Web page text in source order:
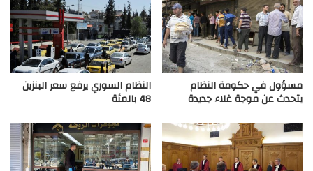
مسؤول في حكومة النظام
يتحدث عن موجة غلاء جديدة
النظام السوري يرفع سعر البنزين
48 بالمئة